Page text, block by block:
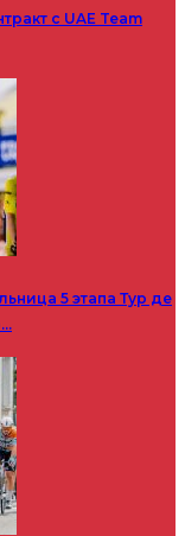
с UAE Team
5 этапа Тур де